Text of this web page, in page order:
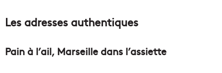
Les adresses authentiques
Pain à l’ail, Marseille dans l’assiette